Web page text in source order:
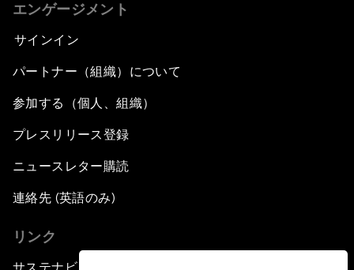
エンゲージメント
サインイン
パートナー（組織）について
参加する（個人、組織）
プレスリリース登録
ニュースレター購読
連絡先 (英語のみ)
リンク